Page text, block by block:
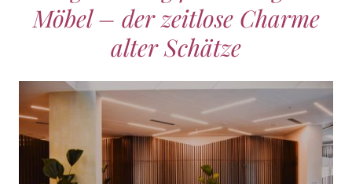
Möbel – der zeitlose Charme
alter Schätze